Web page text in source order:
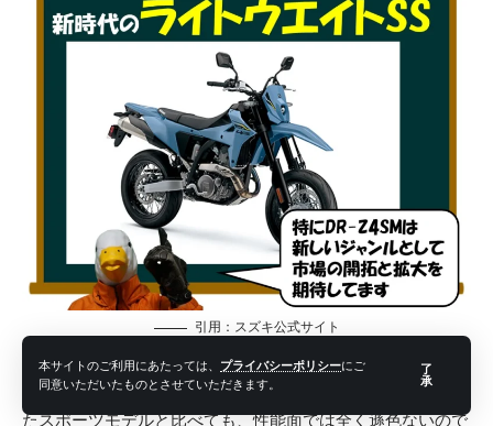
本サイトのご利用にあたっては、 プライバシーポリシーにご
同意いただいたものとさせていただきます。
了
承
引用： スズキ公式サイト
バイクのイメージでした。でもこのDR-Z4SMは、こういっ
たスポーツモデルと比べても、性能面では全く遜色ないので